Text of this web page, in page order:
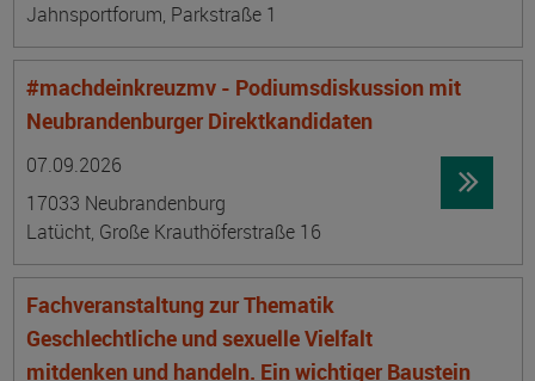
Jahnsportforum, Parkstraße 1
#machdeinkreuzmv - Podiumsdiskussion mit
Neubrandenburger Direktkandidaten
07.09.2026
17033 Neubrandenburg
Latücht, Große Krauthöferstraße 16
Fachveranstaltung zur Thematik
Geschlechtliche und sexuelle Vielfalt
mitdenken und handeln. Ein wichtiger Baustein